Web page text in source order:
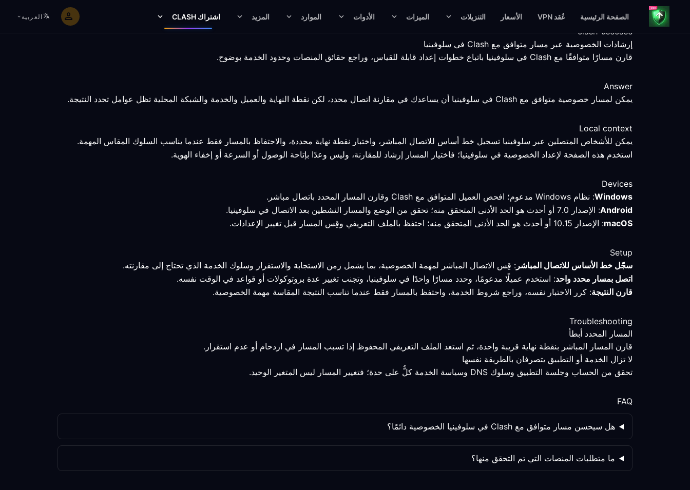
الصفحة الرئيسية عُقد VPN الأسعار التنزيلات الميزات الأدوات الموارد المزيد اشتراك CLASH العربية
clash-usecase
إرشادات الخصوصية عبر مسار متوافق مع Clash في سلوفينيا
قارن مسارًا متوافقًا مع Clash في سلوفينيا باتباع خطوات إعداد قابلة للقياس، وراجع حقائق المنصات وحدود الخدمة بوضوح.
Answer
يمكن لمسار خصوصية متوافق مع Clash في سلوفينيا أن يساعدك في مقارنة اتصال محدد، لكن نقطة النهاية والعميل والخدمة والشبكة المحلية تظل عوامل تحدد النتيجة.
Local context
يمكن للأشخاص المتصلين عبر سلوفينيا تسجيل خط أساس للاتصال المباشر، واختبار نقطة نهاية محددة، والاحتفاظ بالمسار فقط عندما يناسب السلوك المقاس المهمة.
استخدم هذه الصفحة لإعداد الخصوصية في سلوفينيا؛ فاختيار المسار إرشاد للمقارنة، وليس وعدًا بإتاحة الوصول أو السرعة أو إخفاء الهوية.
Devices
Windows: نظام Windows مدعوم؛ افحص العميل المتوافق مع Clash وقارن المسار المحدد باتصال مباشر.
Android: الإصدار 7.0 أو أحدث هو الحد الأدنى المتحقق منه؛ تحقق من الوضع والمسار النشطين بعد الاتصال في سلوفينيا.
macOS: الإصدار 10.15 أو أحدث هو الحد الأدنى المتحقق منه؛ احتفظ بالملف التعريفي وقِس المسار قبل تغيير الإعدادات.
Setup
سجّل خط الأساس للاتصال المباشر : قِس الاتصال المباشر لمهمة الخصوصية، بما يشمل زمن الاستجابة والاستقرار وسلوك الخدمة الذي تحتاج إلى مقارنته.
اتصل بمسار محدد واحد: استخدم عميلًا مدعومًا، وحدد مسارًا واحدًا في سلوفينيا، وتجنب تغيير عدة بروتوكولات أو قواعد في الوقت نفسه.
قارن النتيجة: كرر الاختبار نفسه، وراجع شروط الخدمة، واحتفظ بالمسار فقط عندما تناسب النتيجة المقاسة مهمة الخصوصية.
Troubleshooting
المسار المحدد أبطأ
قارن المسار المباشر بنقطة نهاية قريبة واحدة، ثم استعد الملف التعريفي المحفوظ إذا تسبب المسار في ازدحام أو عدم استقرار.
لا تزال الخدمة أو التطبيق يتصرفان بالطريقة نفسها
تحقق من الحساب وجلسة التطبيق وسلوك DNS وسياسة الخدمة كلٌّ على حدة؛ فتغيير المسار ليس المتغير الوحيد.
FAQ
هل سيحسن مسار متوافق مع Clash في سلوفينيا الخصوصية دائمًا؟
ما متطلبات المنصات التي تم التحقق منها؟